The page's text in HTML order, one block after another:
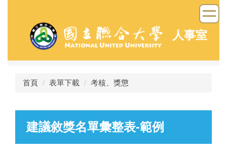
容
人事室
首頁 表單下載 考核、獎懲
建議敘獎名單彙整表-範例